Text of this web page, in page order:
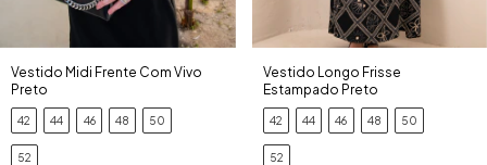
Vestido Midi Frente Com Vivo
Preto
42 44 46 48 50
52
Vestido Longo Frisse
Estampado Preto
42 44 46 48 50
52